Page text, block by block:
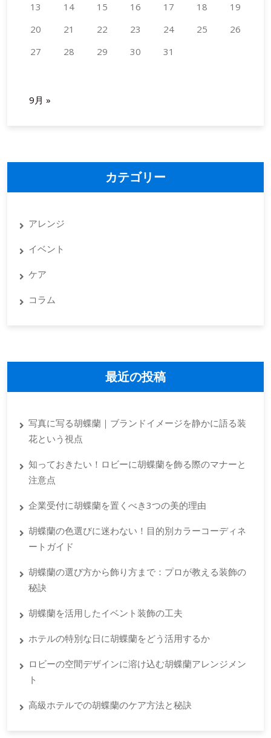
ケ
方
法
13
14 15 16 17 18
19
20
21 22 23 24 25
26
27
28 29 30 31
9月 »
カテゴリー
アレンジ
イベント
ケア
コラム
最近の投稿
写真に写る胡蝶蘭｜ブランドイメージを静かに語る装
花という視点
知っておきたい！ロビーに胡蝶蘭を飾る際のマナーと
注意点
企業受付に胡蝶蘭を置くべき3つの美的理由
胡蝶蘭の色選びに迷わない！目的別カラーコーディネ
ートガイド
胡蝶蘭の選び方から飾り方まで：プロが教える装飾の
秘訣
胡蝶蘭を活用したイベント装飾の工夫
ホテルの特別な日に胡蝶蘭をどう活用するか
ロビーの空間デザインに溶け込む胡蝶蘭アレンジメン
ト
高級ホテルでの胡蝶蘭のケア方法と秘訣